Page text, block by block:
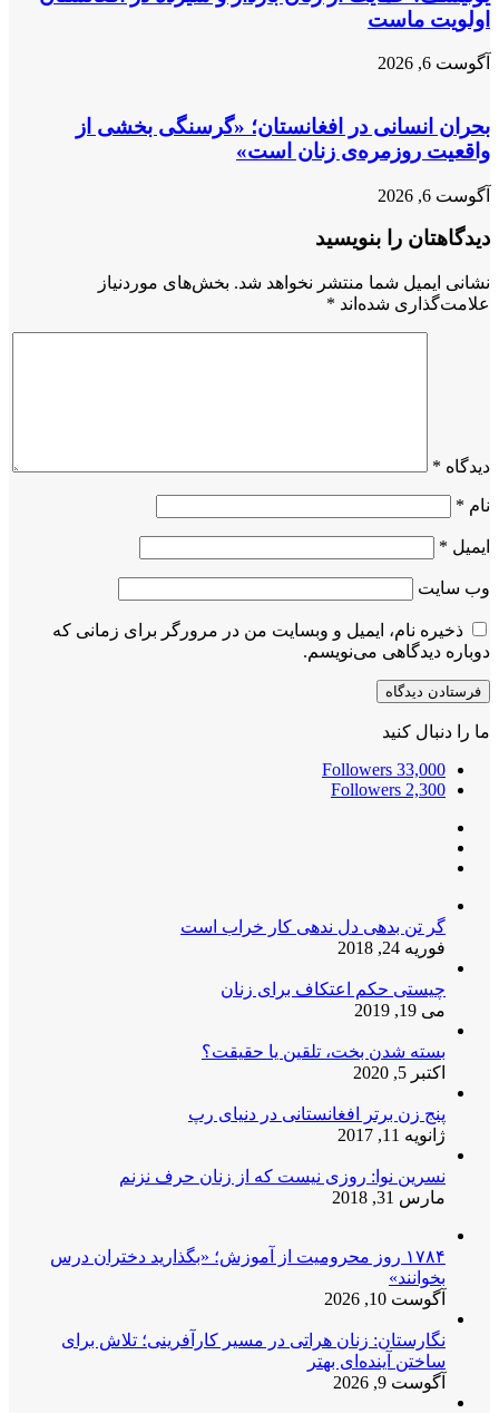
اولویت ماست
آگوست 6, 2026
بحران انسانی در افغانستان؛ «گرسنگی بخشی از
واقعیت روزمره‌ی زنان است»
آگوست 6, 2026
دیدگاهتان را بنویسید
نشانی ایمیل شما منتشر نخواهد شد. بخش‌های موردنیاز
علامت‌گذاری شده‌اند *
دیدگاه *
نام *
ایمیل *
وب‌ سایت
ذخیره نام، ایمیل و وبسایت من در مرورگر برای زمانی که
دوباره دیدگاهی می‌نویسم.
ما را دنبال کنید
33,000
Followers
2,300
Followers
گر تن بدهی دل ندهی کار خراب است
فوریه 24, 2018
چیستی حکم اعتکاف برای زنان
می 19, 2019
بسته شدن بخت، تلقین یا حقیقت؟
اکتبر 5, 2020
پنج زن برتر افغانستانی در دنیای رپ
ژانویه 11, 2017
نسرین نوا: روزی نیست که از زنان حرف نزنم
مارس 31, 2018
۱۷۸۴ روز محرومیت از آموزش؛ «بگذارید دختران درس
بخوانند»
آگوست 10, 2026
نگارستان: زنان هراتی در مسیر کارآفرینی؛ تلاش برای
ساختن آینده‌ای بهتر
آگوست 9, 2026